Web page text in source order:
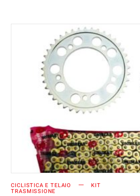
AGGIUNGI AL CARRELLO
CICLISTICA E TELAIO KIT
TRASMISSIONE